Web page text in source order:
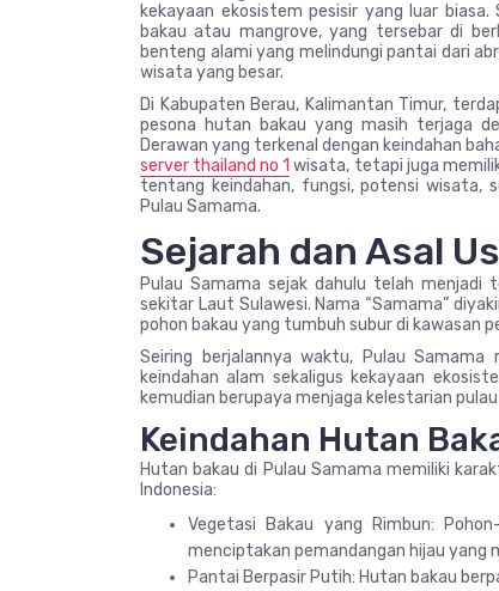
kekayaan ekosistem pesisir yang luar
bakau atau mangrove, yang tersebar di
benteng alami yang melindungi pantai dari
wisata yang besar.
Di Kabupaten Berau, Kalimantan Timur,
pesona hutan bakau yang masih terjaga
Derawan yang terkenal dengan keindahan
server thailand no 1 wisata, tetapi juga
tentang keindahan, fungsi, potensi wisata,
Pulau Samama.
Sejarah dan Asal
Pulau Samama sejak dahulu telah
sekitar Laut Sulawesi. Nama “Samama”
pohon bakau yang tumbuh subur di kawasan
Seiring berjalannya waktu, Pulau
keindahan alam sekaligus kekayaan
kemudian berupaya menjaga kelestarian
Keindahan Hutan
Hutan bakau di Pulau Samama memiliki
Indonesia:
Vegetasi Bakau yang Rimbun:
menciptakan pemandangan hijau yang
Pantai Berpasir Putih: Hutan bakau